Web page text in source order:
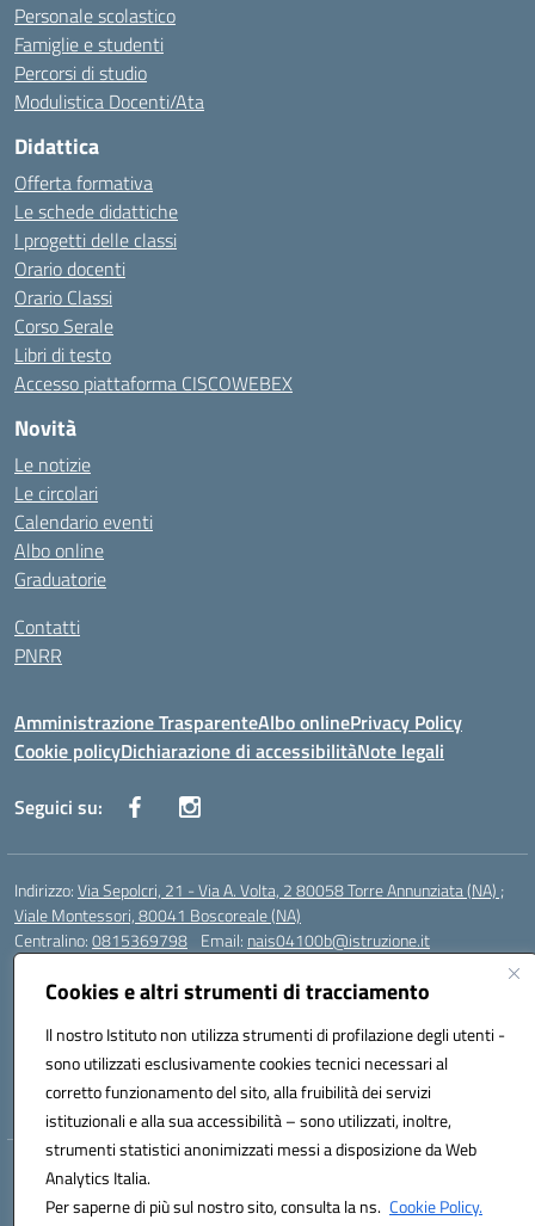
Cookies e altri strumenti di tracciamento
Il nostro Istituto non utilizza strumenti di profilazione degli utenti -
sono utilizzati esclusivamente cookies tecnici necessari al
corretto funzionamento del sito, alla fruibilità dei servizi
istituzionali e alla sua accessibilità – sono utilizzati, inoltre,
strumenti statistici anonimizzati messi a disposizione da Web
Analytics Italia.
Per saperne di più sul nostro sito, consulta la ns. Cookie Policy.
Personale scolastico
Famiglie e studenti
Percorsi di studio
Modulistica Docenti/Ata
Didattica
Offerta formativa
Le schede didattiche
I progetti delle classi
Orario docenti
Orario Classi
Corso Serale
Libri di testo
Accesso piattaforma CISCOWEBEX
Novità
Le notizie
Le circolari
Calendario eventi
Albo online
Graduatorie
Contatti
PNRR
Amministrazione TrasparenteAlbo onlinePrivacy Policy
Cookie policyDichiarazione di accessibilitàNote legali
Seguici su:
Indirizzo:Via Sepolcri, 21 - Via A. Volta, 2 80058 Torre Annunziata (NA) ;
Viale Montessori, 80041 Boscoreale (NA)
Centralino:0815369798 Email: nais04100b@istruzione.it
Posta elettronica certificata (PEC):
Codice meccanografico:NAIS04100B
Codice Indice delle Pubbliche Amministrazioni (IPA): istsc_nais04100b
Codice unico di fatturazione (CUF): UFELOU
Hosting & Powered by 3D Solution S.r.l.
Concept & Design by Designers Italia